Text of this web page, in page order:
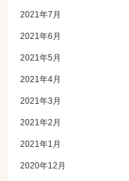
2021年7月
2021年6月
2021年5月
2021年4月
2021年3月
2021年2月
2021年1月
2020年12月